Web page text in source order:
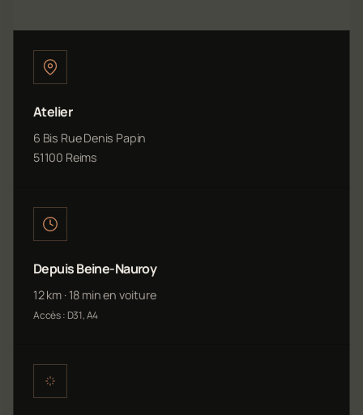
Atelier
6 Bis Rue Denis Papin
51100 Reims
Depuis Beine-Nauroy
12 km · 18 min en voiture
Accès : D31, A4